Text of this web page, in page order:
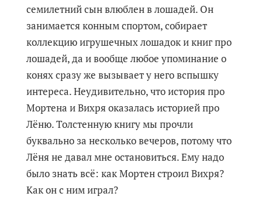
семилетний сын влюблен в лошадей. Он
занимается конным спортом, собирает
коллекцию игрушечных лошадок и книг про
лошадей, да и вообще любое упоминание о
конях сразу же вызывает у него вспышку
интереса. Неудивительно, что история про
Мортена и Вихря оказалась историей про
Лёню. Толстенную книгу мы прочли
буквально за несколько вечеров, потому что
Лёня не давал мне остановиться. Ему надо
было знать всё: как Мортен строил Вихря?
Как он с ним играл?